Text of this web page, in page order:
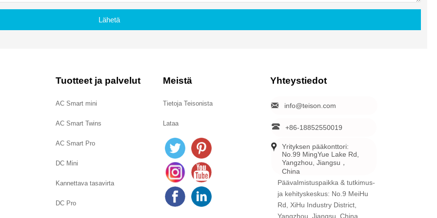
Lähetä
Tuotteet ja palvelut
AC Smart mini
AC Smart Twins
AC Smart Pro
DC Mini
Kannettava tasavirta
DC Pro
Meistä
Tietoja Teisonista
Lataa
Yhteystiedot
 info@teison.com
 +86-18852550019

Yrityksen pääkonttori:
No.99 MingYue Lake Rd,
Yangzhou, Jiangsu，
China
Päävalmistuspaikka & tutkimus-
ja kehityskeskus: No.9 MeiHu
Rd, XiHu Industry District,
Yangzhou, Jiangsu, China